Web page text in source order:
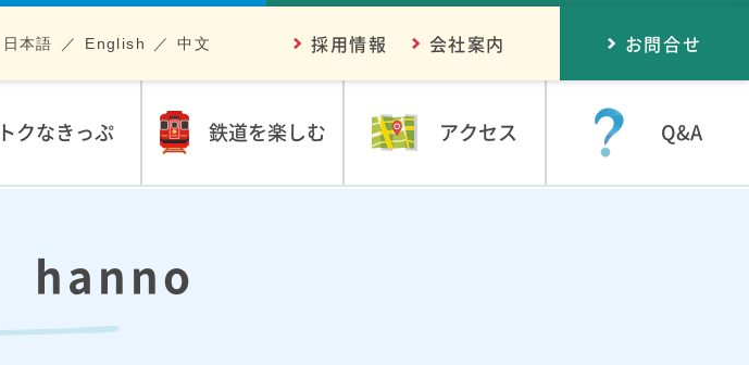
クなきっぷ 鉄道を楽しむ アクセス Q&A
採用情報 会社案内
日本語 English 中文 お問合せ
hanno